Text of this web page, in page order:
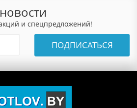
и спецпредложений!
ПОДПИСАТЬСЯ